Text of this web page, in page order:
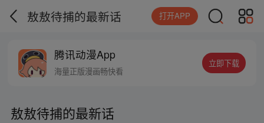
敖敖待捕的最新话 打开APP
腾讯动漫App
海量正版漫画畅快看
立即下载
敖敖待捕的最新话